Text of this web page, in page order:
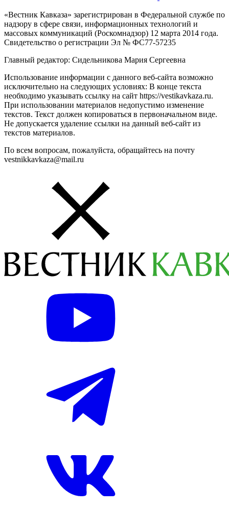
«Вестник Кавказа» зарегистрирован в Федеральной службе по
надзору в сфере связи, информационных технологий и
массовых коммуникаций (Роскомнадзор) 12 марта 2014 года.
Свидетельство о регистрации Эл № ФС77-57235
Главный редактор: Сидельникова Мария Сергеевна
Использование информации с данного веб-сайта возможно
исключительно на следующих условиях: В конце текста
необходимо указывать ссылку на сайт https://vestikavkaza.ru.
При использовании материалов недопустимо изменение
текстов. Текст должен копироваться в первоначальном виде.
Не допускается удаление ссылки на данный веб-сайт из
текстов материалов.
По всем вопросам, пожалуйста, обращайтесь на почту
vestnikkavkaza@mail.ru